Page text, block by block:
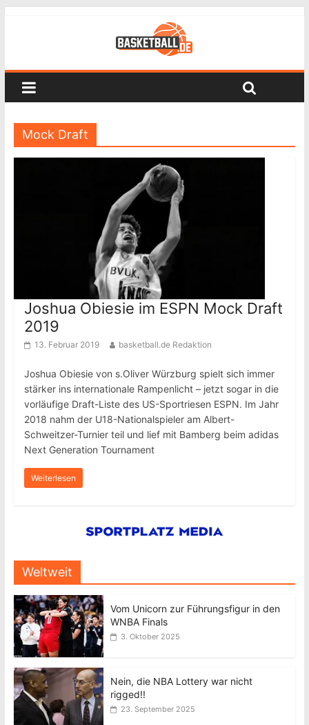
Mock Draft
Joshua Obiesie im ESPN Mock Draft
2019
13. Februar 2019 basketball.de Redaktion
Joshua Obiesie von s.Oliver Würzburg spielt sich immer
stärker ins internationale Rampenlicht – jetzt sogar in die
vorläufige Draft-Liste des US-Sportriesen ESPN. Im Jahr
2018 nahm der U18-Nationalspieler am Albert-
Schweitzer-Turnier teil und lief mit Bamberg beim adidas
Next Generation Tournament
Weiterlesen
Weltweit
Vom Unicorn zur Führungsfigur in den
WNBA Finals
3. Oktober 2025
Nein, die NBA Lottery war nicht
rigged!!
23. September 2025